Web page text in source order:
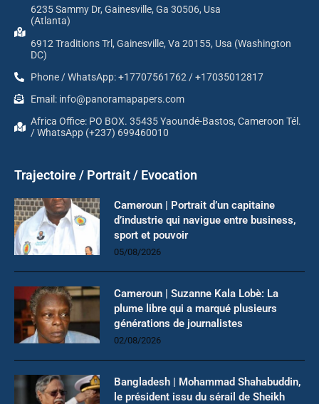
6235 Sammy Dr, Gainesville, Ga 30506, Usa
(Atlanta)
6912 Traditions Trl, Gainesville, Va 20155, Usa (Washington
DC)
Phone / WhatsApp: +17707561762 / +17035012817
Email: info@panoramapapers.com
Africa Office: PO BOX. 35435 Yaoundé-Bastos, Cameroon Tél.
/ WhatsApp (+237) 699460010
Trajectoire / Portrait / Evocation
Cameroun | Portrait d’un capitaine
d’industrie qui navigue entre business,
sport et pouvoir
05/08/2026
Cameroun | Suzanne Kala Lobè: La
plume libre qui a marqué plusieurs
générations de journalistes
02/08/2026
Bangladesh | Mohammad Shahabuddin,
le président issu du sérail de Sheikh